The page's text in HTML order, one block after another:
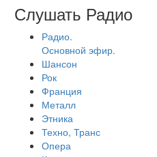
Слушать Радио
Радио.
Основной эфир.
Шансон
Рок
Франция
Металл
Этника
Техно, Транс
Опера